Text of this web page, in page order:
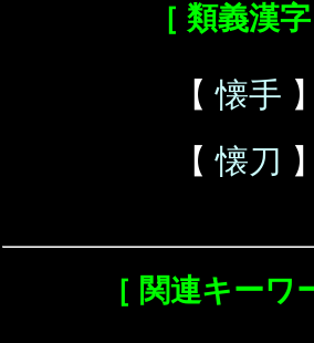
［ 類義漢字
【懐手 】
【懐刀 】
［ 関連キーワ